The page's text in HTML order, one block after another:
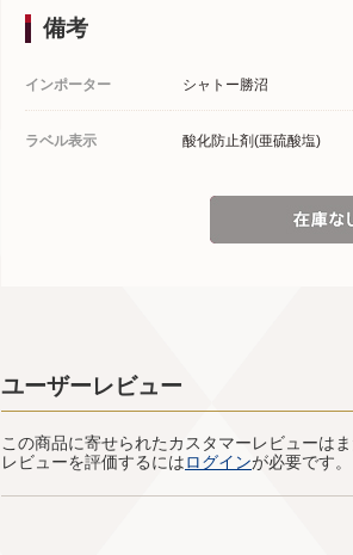
備考
インポーター シャトー勝沼
ラベル表示 酸化防止剤(亜硫酸塩)
ユーザーレビュー
この商品に寄せられたカスタマーレビューはま
レビューを評価するにはログインが必要です。